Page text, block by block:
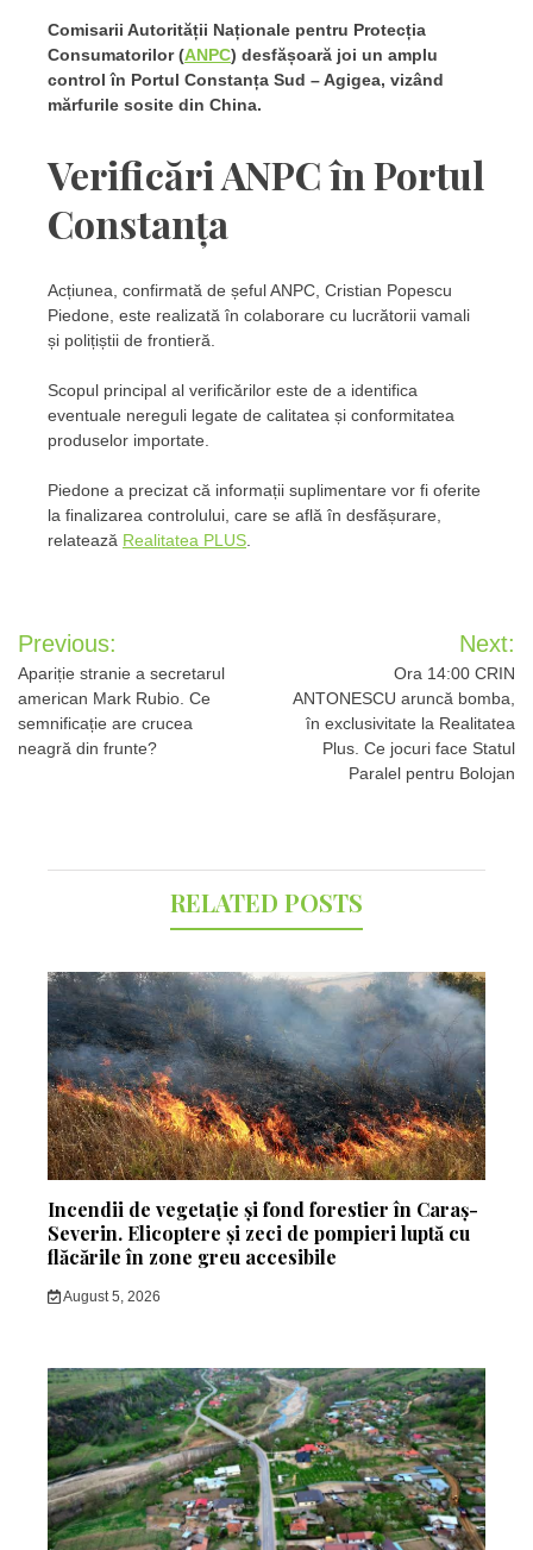
Comisarii Autorității Naționale pentru Protecția
Consumatorilor (ANPC) desfășoară joi un amplu
control în Portul Constanța Sud – Agigea, vizând
mărfurile sosite din China.
Verificări ANPC în Portul
Constanța
Acțiunea, confirmată de șeful ANPC, Cristian Popescu
Piedone, este realizată în colaborare cu lucrătorii vamali
și polițiștii de frontieră.
Scopul principal al verificărilor este de a identifica
eventuale nereguli legate de calitatea și conformitatea
produselor importate.
Piedone a precizat că informații suplimentare vor fi oferite
la finalizarea controlului, care se află în desfășurare,
relatează Realitatea PLUS
Post
navigation
Previous:
Apariție stranie a secretarul
american Mark Rubio. Ce
semnificație are crucea
neagră din frunte?
Next:
Ora 14:00 CRIN
ANTONESCU aruncă bomba,
în exclusivitate la Realitatea
Plus. Ce jocuri face Statul
Paralel pentru Bolojan
RELATED POSTS
Incendii de vegetație și fond forestier în Caraș-
Severin. Elicoptere și zeci de pompieri luptă cu
flăcările în zone greu accesibile
August 5, 2026